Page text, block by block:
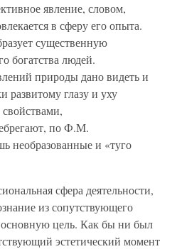
явление, словом,
в сферу его опыта.
существенную
богатства людей.
природы дано видеть и
развитому глазу и уху
по Ф.М.
необразованные и «туго
сфера деятельности,
из сопутствующего
основную цель. Как бы ни был
эстетический момент